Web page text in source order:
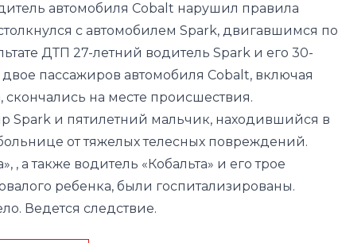
автомобиля Cobalt нарушил правила
столкнулся с автомобилем Spark, двигавшимся по
ДТП 27-летний водитель Spark и его 30-
пассажиров автомобиля Cobalt, включая
на месте происшествия.
Spark и пятилетний мальчик, находившийся в
от тяжелых телесных повреждений.
, а также водитель «Кобальта» и его трое
ребенка, были госпитализированы.
Ведется следствие.